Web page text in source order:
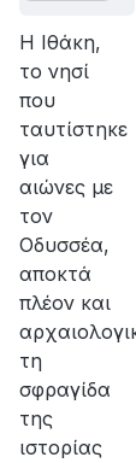
Η Ιθάκη,
το νησί
που
ταυτίστηκε
για
αιώνες με
τον
Οδυσσέα,
αποκτά
πλέον και
τη
σφραγίδα
της
ιστορίας